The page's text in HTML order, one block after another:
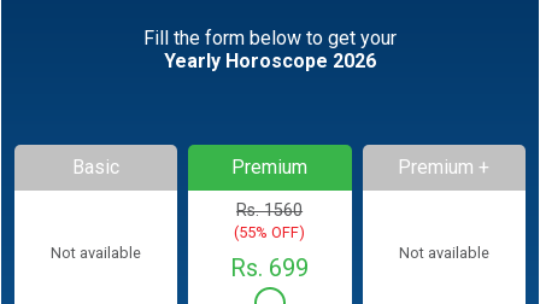
Fill the form below to get your
Yearly Horoscope 2026
Basic
Not available
Premium
Rs. 1560
(55% OFF)
Rs. 699
Premium +
Not available